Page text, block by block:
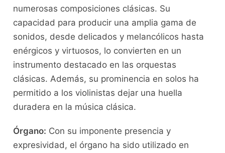
numerosas composiciones ⁢clásicas. Su
capacidad para ⁢producir una amplia gama de
sonidos,⁤ desde delicados y melancólicos ⁣hasta
enérgicos y virtuosos, lo convierten en un
instrumento destacado ⁣en ​las orquestas
clásicas. Además, su⁣ prominencia en solos ha
permitido a ⁢los violinistas dejar una huella
duradera ⁣en la música clásica.
Órgano: Con su imponente presencia‌ y
expresividad, el órgano ha sido utilizado ⁣en